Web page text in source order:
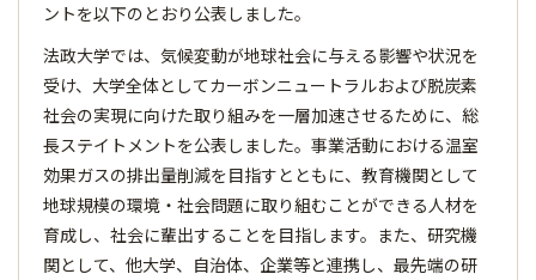
ントを以下のとおり公表しました。
法政大学では、気候変動が地球社会に与える影響や状況を
受け、大学全体としてカーボンニュートラルおよび脱炭素
社会の実現に向けた取り組みを一層加速させるために、総
長ステイトメントを公表しました。事業活動における温室
効果ガスの排出量削減を目指すとともに、教育機関として
地球規模の環境・社会問題に取り組むことができる人材を
育成し、社会に輩出することを目指します。また、研究機
関として、他大学、自治体、企業等と連携し、最先端の研